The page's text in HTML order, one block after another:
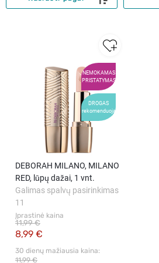
NEMOKAMAS
PRISTATYMAS
DROGAS
rekomenduoja
DEBORAH MILANO, MILANO
RED, lūpų dažai, 1 vnt.
Įprastinė kaina
8,99 €
11,99 €
30 dienų mažiausia kaina:
11,99 €
Galimas spalvų pasirinkimas
11